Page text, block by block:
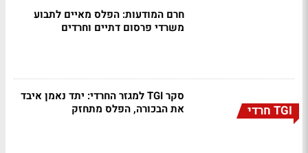
חרם המודעות: הפלס מאיים לתבוע
משרדי פרסום דתיים וחרדים
TGI חרדי
סקר TGI למגזר החרדי: יתד נאמן איבד
את הבכורה, הפלס מתחזק